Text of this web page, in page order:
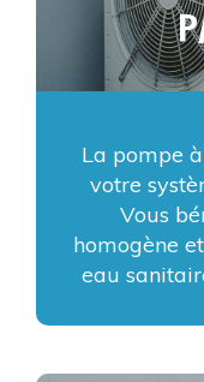
La pompe
votre
Vous
homogène
eau